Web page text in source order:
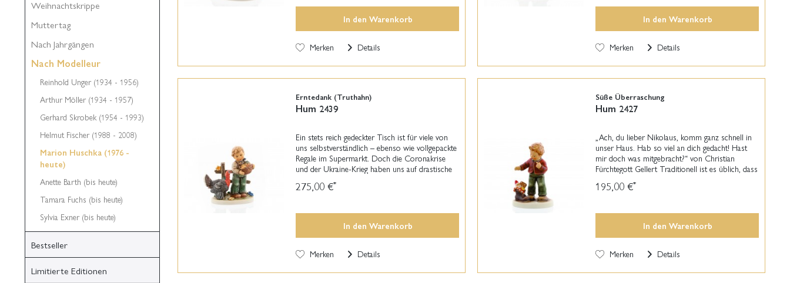
Weihnachtskrippe
Muttertag
Nach Jahrgängen
Nach Modelleur
Reinhold Unger (1934 - 1956)
Arthur Möller (1934 - 1957)
Gerhard Skrobek (1954 - 1993)
Helmut Fischer (1988 - 2008)
Marion Huschka (1976 -
heute)
Anette Barth (bis heute)
Tamara Fuchs (bis heute)
Sylvia Exner (bis heute)
Bestseller
Limitierte Editionen
In den Warenkorb
Merken Details
In den Warenkorb
Merken Details
Erntedank (Truthahn)
Hum 2439
Ein stets reich gedeckter Tisch ist für viele von
uns selbstverständlich – ebenso wie vollgepackte
Regale im Supermarkt. Doch die Coronakrise
und der Ukraine-Krieg haben uns auf drastische
Weise gelehrt, wie abhängig wir voneinander
und...
275,00 €*
In den Warenkorb
Merken Details
Süße Überraschung
Hum 2427
„Ach, du lieber Nikolaus, komm ganz schnell in
unser Haus. Hab so viel an dich gedacht! Hast
mir doch was mitgebracht?“ von Christian
Fürchtegott Gellert Traditionell ist es üblich, dass
Kinder am Nikolaustag eine Kleinigkeit
geschenkt...
195,00 €*
In den Warenkorb
Merken Details